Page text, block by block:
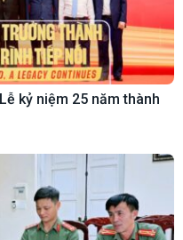
kỷ niệm 25 năm thành